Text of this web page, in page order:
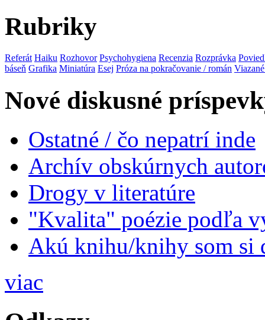
Rubriky
Referát Haiku Rozhovor Psychohygiena Recenzia Rozprávka
báseň Grafika Miniatúra Esej Próza na pokračovanie / román
Nové diskusné
Ostatné / čo nepatrí inde
Archív obskúrnych
Drogy v literatúre
"Kvalita" poézie podľa
Akú knihu/knihy som si
viac